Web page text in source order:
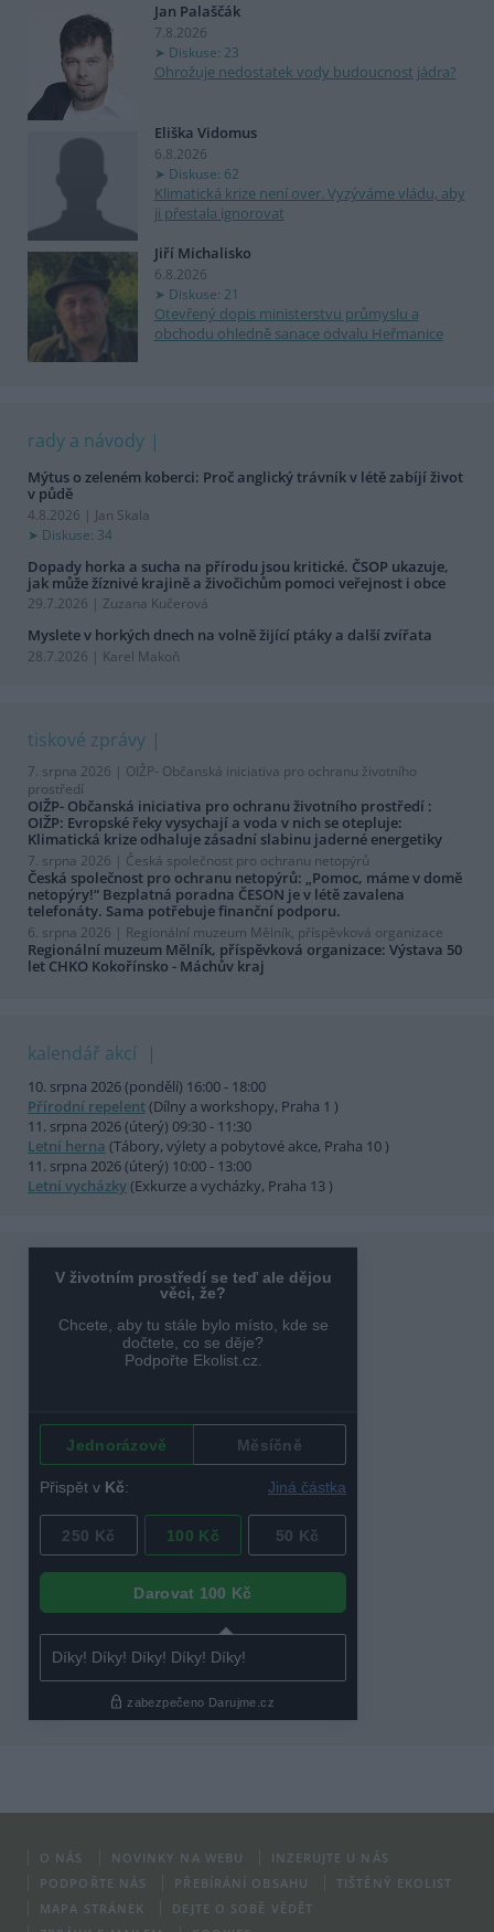
Jan Palaščák
7.8.2026
Diskuse: 23
Ohrožuje nedostatek vody budoucnost jádra?
Eliška Vidomus
6.8.2026
Diskuse: 62
Klimatická krize není over. Vyzýváme vládu, aby
ji přestala ignorovat
Jiří Michalisko
6.8.2026
Diskuse: 21
Otevřený dopis ministerstvu průmyslu a
obchodu ohledně sanace odvalu Heřmanice
rady a návody
Mýtus o zeleném koberci: Proč anglický trávník v létě zabíjí život
v půdě
4.8.2026 | Jan Skala
Diskuse: 34
Dopady horka a sucha na přírodu jsou kritické. ČSOP ukazuje,
jak může žíznivé krajině a živočichům pomoci veřejnost i obce
29.7.2026 | Zuzana Kučerová
Myslete v horkých dnech na volně žijící ptáky a další zvířata
28.7.2026 | Karel Makoň
tiskové zprávy
7. srpna 2026 | OIŽP- Občanská iniciativa pro ochranu životního
prostředí
OIŽP- Občanská iniciativa pro ochranu životního prostředí :
OIŽP: Evropské řeky vysychají a voda v nich se otepluje:
Klimatická krize odhaluje zásadní slabinu jaderné energetiky
7. srpna 2026 | Česká společnost pro ochranu netopýrů
Česká společnost pro ochranu netopýrů: „Pomoc, máme v domě
netopýry!“ Bezplatná poradna ČESON je v létě zavalena
telefonáty. Sama potřebuje finanční podporu.
6. srpna 2026 | Regionální muzeum Mělník, příspěvková organizace
Regionální muzeum Mělník, příspěvková organizace: Výstava 50
let CHKO Kokořínsko - Máchův kraj
kalendář akcí
10. srpna 2026 (pondělí) 16:00 - 18:00
Přírodní repelent(Dílny a workshopy, Praha 1 )
11. srpna 2026 (úterý) 09:30 - 11:30
Letní herna (Tábory, výlety a pobytové akce, Praha 10 )
11. srpna 2026 (úterý) 10:00 - 13:00
Letní vycházky(Exkurze a vycházky, Praha 13 )
O NÁS NOVINKY NA WEBU
INZERUJTE U NÁS
PODPOŘTE NÁS
PŘEBÍRÁNÍ OBSAHU
TIŠTĚNÝ EKOLIST
MAPA STRÁNEK
DEJTE O SOBĚ VĚDĚT